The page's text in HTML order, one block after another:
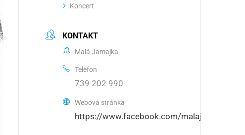
Koncert
KONTAKT
Malá Jamajka
Telefon
739 202 990
Webová stránka
https://www.facebook.com/malajamajka